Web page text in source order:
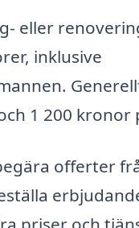
eller
inklusive
1 200 kronor
offerter